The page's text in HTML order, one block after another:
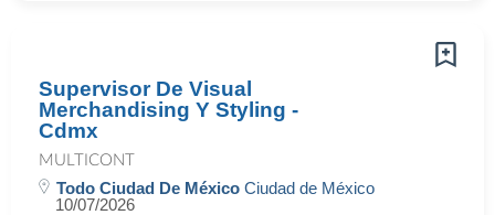
Supervisor De Visual
Merchandising Y Styling -
Cdmx
MULTICONT
Todo Ciudad De México Ciudad de México
10/07/2026